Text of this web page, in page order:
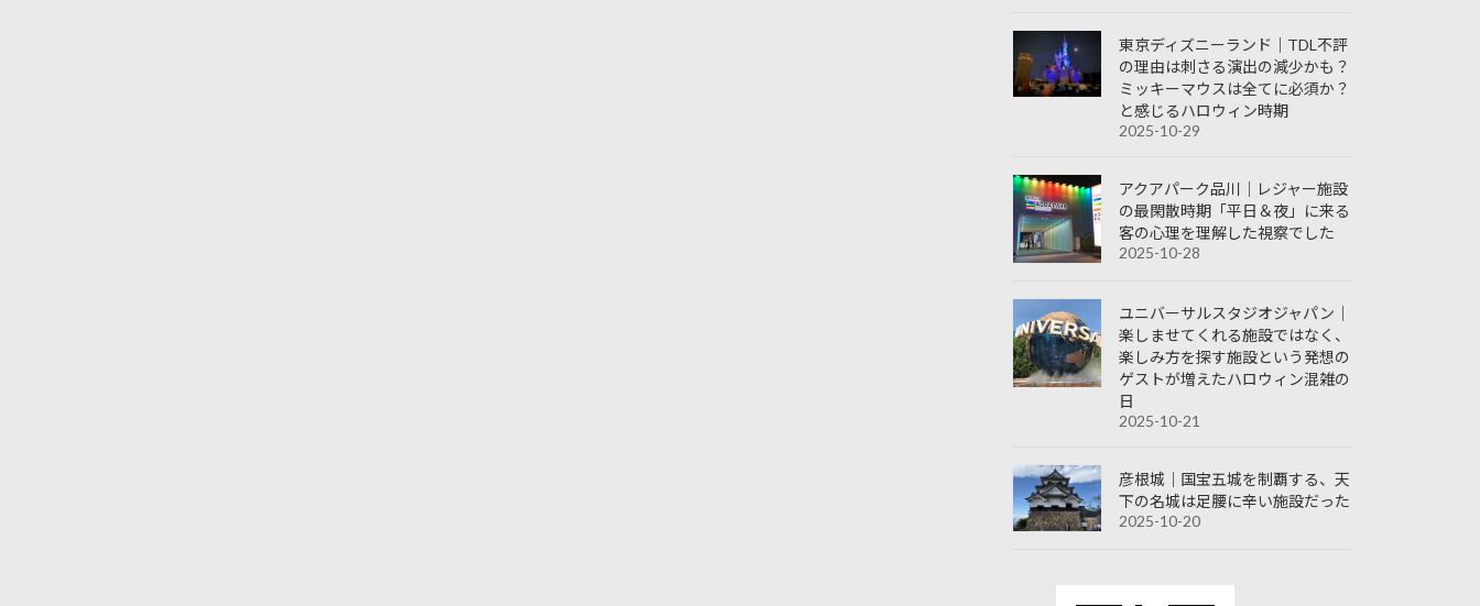
東京ディズニーランド｜TDL不評
の理由は刺さる演出の減少かも？
ミッキーマウスは全てに必須か？
と感じるハロウィン時期
2025-10-29
アクアパーク品川｜レジャー施設
の最閑散時期「平日＆夜」に来る
客の心理を理解した視察でした
2025-10-28
ユニバーサルスタジオジャパン｜
楽しませてくれる施設ではなく、
楽しみ方を探す施設という発想の
ゲストが増えたハロウィン混雑の
日
2025-10-21
彦根城｜国宝五城を制覇する、天
下の名城は足腰に辛い施設だった
2025-10-20